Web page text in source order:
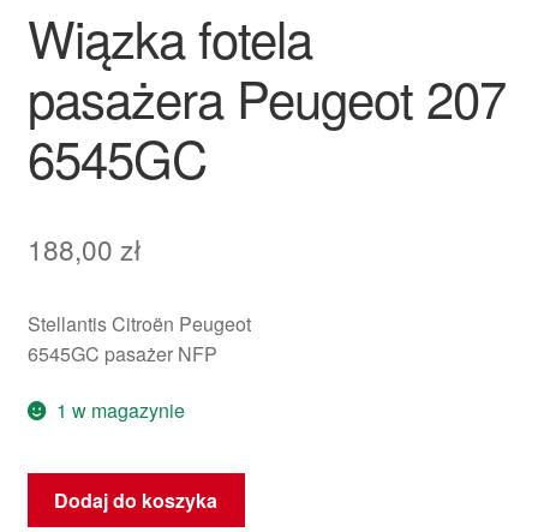
Zamówienia
Zasady i warunki
Wiązka fotela
pasażera Peugeot 207
6545GC
188,00 zł
Stellantis Citroën Peugeot
6545GC pasażer NFP
1 w magazynie
ilość
Wiązka
Dodaj do koszyka